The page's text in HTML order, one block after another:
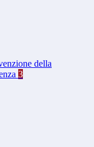
della
3